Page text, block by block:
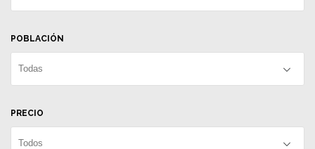
POBLACIÓN
Todas
PRECIO
Todos